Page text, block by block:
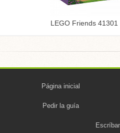
LEGO Friends
Página inicial
Pedir la guía